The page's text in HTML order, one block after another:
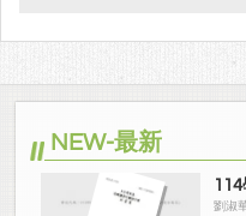
NEW-最新
劉淑